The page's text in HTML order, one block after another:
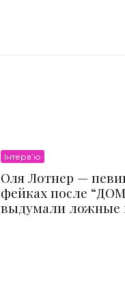
Інтерв’ю
Оля Лотнер —
фейках после
выдумали ложные